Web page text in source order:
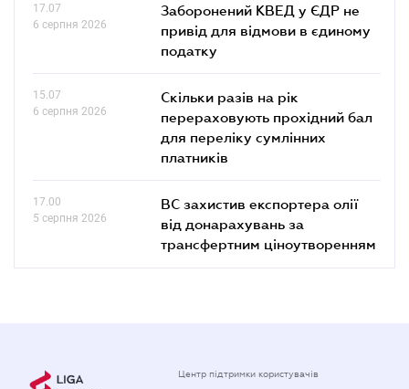
17.07
6 серпня 2026
Заборонений КВЕД у ЄДР не
привід для відмови в єдиному
податку
15.07
6 серпня 2026
Скільки разів на рік
перераховують прохідний бал
для переліку сумлінних
платників
17.00
5 серпня 2026
ВС захистив експортера олії
від донарахувань за
трансфертним ціноутворенням
Центр підтримки користувачів